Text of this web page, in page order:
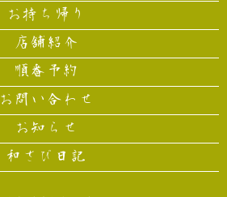
お持ち帰り
店舗紹介
順番予約
お問い合わせ
お知らせ
和さび日記